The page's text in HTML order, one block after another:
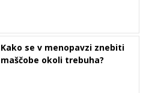
Kako se v menopavzi znebiti
maščobe okoli trebuha?